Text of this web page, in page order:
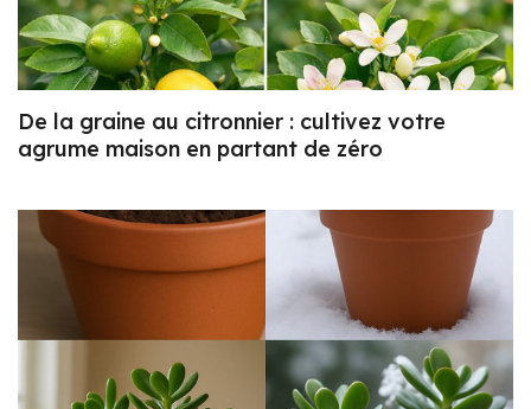
De la graine au citronnier : cultivez votre
agrume maison en partant de zéro